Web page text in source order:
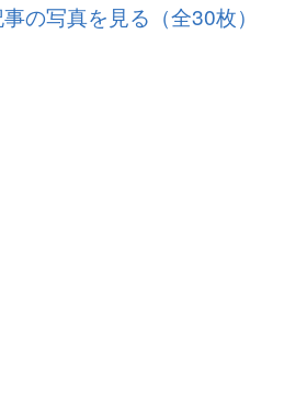
事の写真を見る（全30枚）